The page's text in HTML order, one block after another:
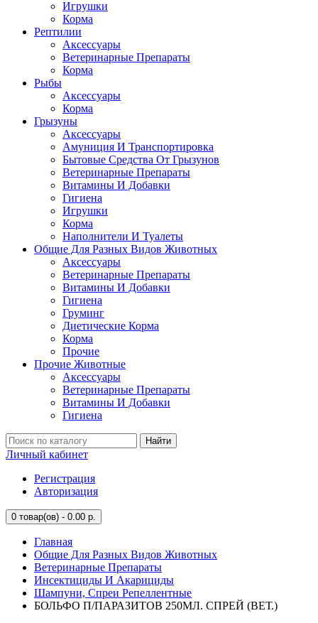
Игрушки
Корма
Рептилии
Аксессуары
Ветеринарные Препараты
Корма
Рыбы
Аксессуары
Корма
Грызуны
Аксессуары
Амуниция И Транспортировка
Бытовые Средства От Грызунов
Ветеринарные Препараты
Витамины И Добавки
Гигиена
Игрушки
Корма
Наполнители И Туалеты
Общие Для Разных Видов Животных
Аксессуары
Ветеринарные Препараты
Витамины И Добавки
Гигиена
Груминг
Диетические Корма
Корма
Прочие
Прочие Животные
Аксессуары
Ветеринарные Препараты
Витамины И Добавки
Гигиена
Найти
Личный кабинет
Регистрация
Авторизация
0 товар(ов) - 0.00 р.
Главная
Общие Для Разных Видов Животных
Ветеринарные Препараты
Инсектициды И Акарициды
Шампуни, Спреи Репеллентные
БОЛЬФО П/ПАРАЗИТОВ 250МЛ. СПРЕЙ (ВЕТ.)